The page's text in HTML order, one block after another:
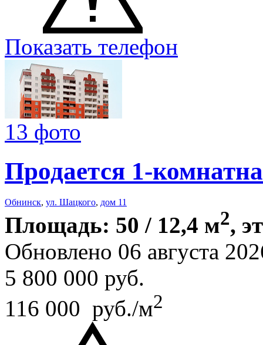
Показать телефон
13 фото
Продается 1-
Обнинск, ул. Шацкого, дом 11
Площадь: 50 / 12,4 м2,
Обновлено 06 августа
5 800 000 руб.
116 000 руб./м2